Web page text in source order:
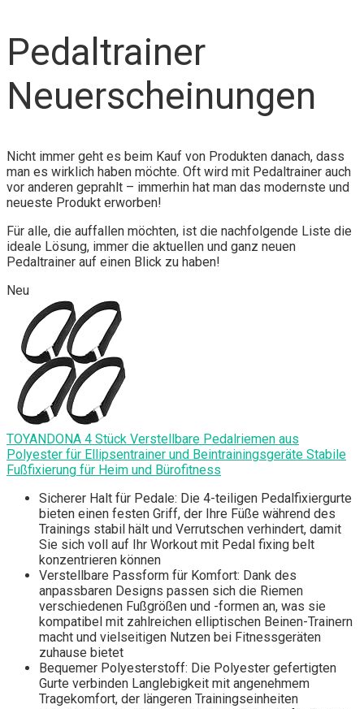
Pedaltrainer
Neuerscheinungen
Nicht immer geht es beim Kauf von Produkten danach, dass
man es wirklich haben möchte. Oft wird mit Pedaltrainer auch
vor anderen geprahlt – immerhin hat man das modernste und
neueste Produkt erworben!
Für alle, die auffallen möchten, ist die nachfolgende Liste die
ideale Lösung, immer die aktuellen und ganz neuen
Pedaltrainer auf einen Blick zu haben!
Neu
TOYANDONA 4 Stück Verstellbare Pedalriemen aus
Polyester für Ellipsentrainer und Beintrainingsgeräte Stabile
Fußfixierung für Heim und Bürofitness
Sicherer Halt für Pedale: Die 4-teiligen Pedalfixiergurte
bieten einen festen Griff, der Ihre Füße während des
Trainings stabil hält und Verrutschen verhindert, damit
Sie sich voll auf Ihr Workout mit Pedal fixing belt
konzentrieren können
Verstellbare Passform für Komfort: Dank des
anpassbaren Designs passen sich die Riemen
verschiedenen Fußgrößen und -formen an, was sie
kompatibel mit zahlreichen elliptischen Beinen-Trainern
macht und vielseitigen Nutzen bei Fitnessgeräten
zuhause bietet
Bequemer Polyesterstoff: Die Polyester gefertigten
Gurte verbinden Langlebigkeit mit angenehmem
Tragekomfort, der längeren Trainingseinheiten